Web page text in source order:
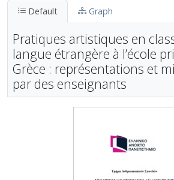
Default Graph
Pratiques artistiques en
langue étrangère à l’école
Grèce : représentations et
par des enseignants